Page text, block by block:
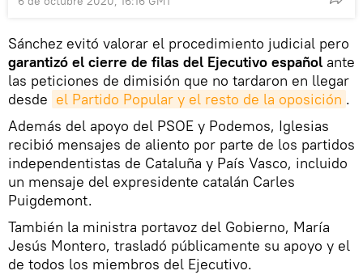
Sánchez evitó valorar el procedimiento judicial pero
garantizó el cierre de filas del Ejecutivo español ante
las peticiones de dimisión que no tardaron en llegar
desde el Partido Popular y el resto de la oposición .
Además del apoyo del PSOE y Podemos, Iglesias
recibió mensajes de aliento por parte de los partidos
independentistas de Cataluña y País Vasco, incluido
un mensaje del expresidente catalán Carles
Puigdemont.
También la ministra portavoz del Gobierno, María
Jesús Montero, trasladó públicamente su apoyo y el
de todos los miembros del Ejecutivo.